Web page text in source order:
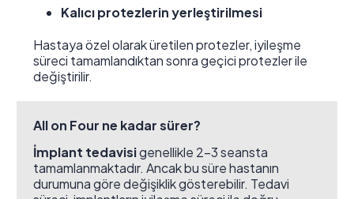
Kalıcı protezlerin yerleştirilmesi
Hastaya özel olarak üretilen protezler, iyileşme
süreci tamamlandıktan sonra geçici protezler ile
değiştirilir.
All on Four ne kadar sürer?
İmplant tedavisigenellikle 2-3 seansta
tamamlanmaktadır. Ancak bu süre hastanın
durumuna göre değişiklik gösterebilir. Tedavi